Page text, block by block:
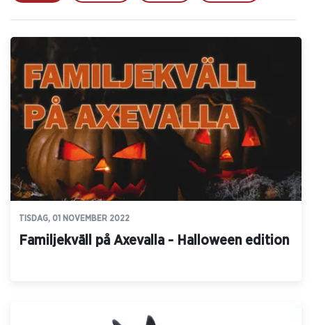
TISDAG, 01 NOVEMBER 2022
Familjekväll på Axevalla - Halloween edition